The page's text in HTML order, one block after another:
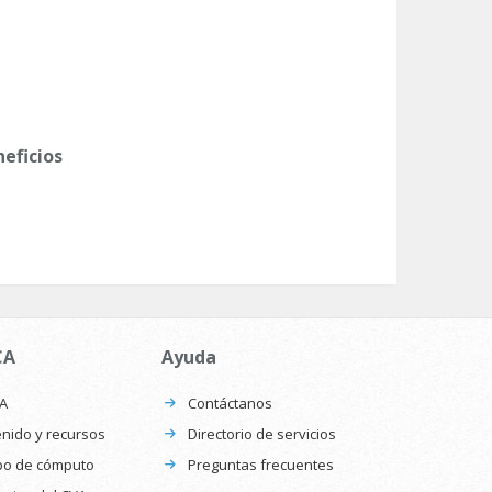
y recursos
de cómputo
Ayuda
Contáctanos
Directorio de servicios
Preguntas frecuentes